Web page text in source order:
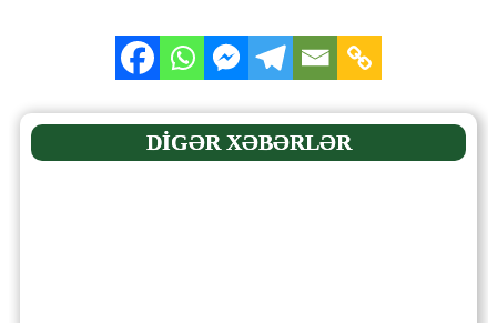
DİGƏR XƏBƏRLƏR